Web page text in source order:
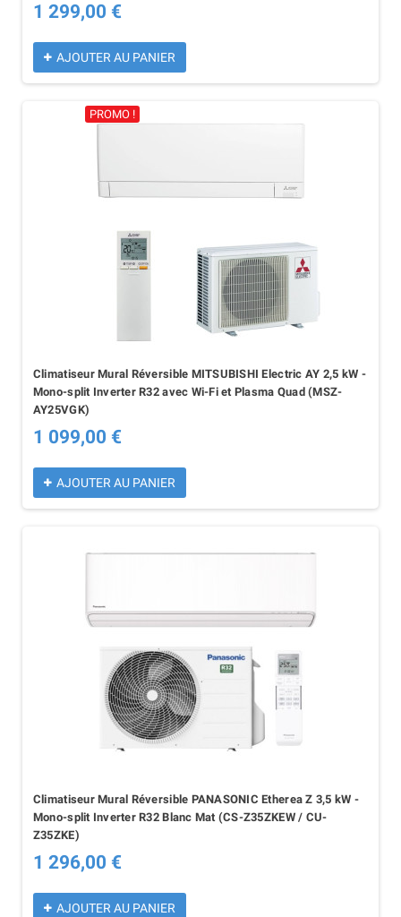
1 299,00 €
AJOUTER AU PANIER
PROMO !
Climatiseur Mural Réversible MITSUBISHI Electric AY 2,5 kW -
Mono-split Inverter R32 avec Wi-Fi et Plasma Quad (MSZ-
AY25VGK)
1 099,00 €
AJOUTER AU PANIER
Climatiseur Mural Réversible PANASONIC Etherea Z 3,5 kW -
Mono-split Inverter R32 Blanc Mat (CS-Z35ZKEW / CU-
Z35ZKE)
1 296,00 €
AJOUTER AU PANIER